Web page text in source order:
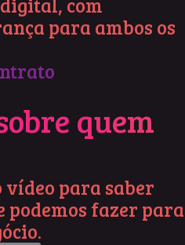
para ambos os
quem
vídeo para saber
podemos fazer para